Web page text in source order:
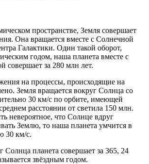
пространстве, Земля совершает
Она вращается вместе с Солнечной
Галактики. Один такой оборот,
годом, наша планета вместе с
совершает за 280 млн лет.
на процессы, происходящие на
Земля вращается вокруг Солнца со
30 км/с по орбите, имеющей
расстоянии от светила 150 млн.
невероятное, что Солнце вдруг
Землю, то наша планета умчится в
30 км/с.
Солнца планета совершает за 365, 24
звёздным годом.